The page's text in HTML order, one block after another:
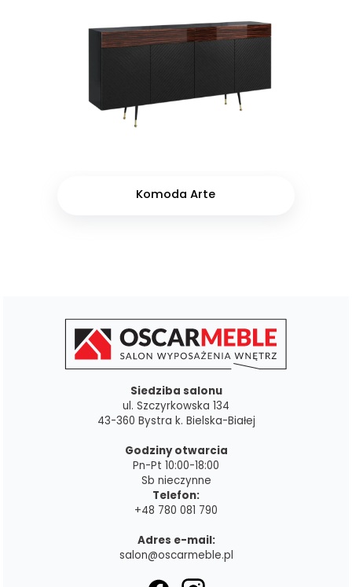
Komoda Arte
Siedziba salonu
ul. Szczyrkowska 134
43-360 Bystra k. Bielska-Białej
Godziny otwarcia
Pn-Pt 10:00-18:00
Sb nieczynne
Telefon:
+48 780 081 790
Adres e-mail:
salon@oscarmeble.pl